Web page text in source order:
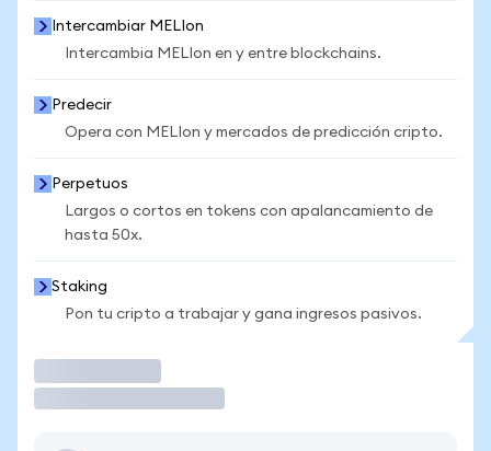
Intercambiar MELIon
Intercambia MELIon en y entre blockchains.
Predecir
Opera con MELIon y mercados de predicción cripto.
Perpetuos
Largos o cortos en tokens con apalancamiento de
hasta 50x.
Staking
Pon tu cripto a trabajar y gana ingresos pasivos.